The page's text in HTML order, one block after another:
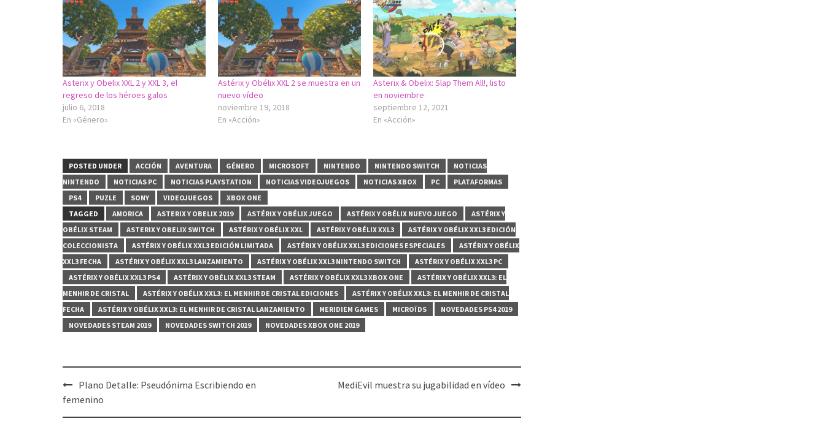
Asterix y Obelix XXL 2 y XXL 3, el
regreso de los héroes galos
julio 6, 2018
En «Género»
Astérix y Obélix XXL 2 se muestra en un
nuevo vídeo
noviembre 19, 2018
En «Acción»
Asterix & Obelix: Slap Them All!, listo
en noviembre
septiembre 12, 2021
En «Acción»
POSTED UNDER ACCIÓN AVENTURA GÉNERO MICROSOFT NINTENDO NINTENDO SWITCH
NOTICIAS
NINTENDO
NOTICIAS PC NOTICIAS PLAYSTATION NOTICIAS VIDEOJUEGOS NOTICIAS XBOX PC
PLATAFORMAS
PS4
PUZLE SONY VIDEOJUEGOS
XBOX ONE
TAGGED
AMORICA ASTERIX Y OBELIX 2019 ASTÉRIX Y OBÉLIX JUEGO ASTÉRIX Y OBÉLIX NUEVO JUEGO
ASTÉRIX Y
OBÉLIX STEAM
ASTERIX Y OBELIX SWITCH ASTÉRIX Y OBÉLIX XXL ASTÉRIX Y OBÉLIX XXL3
ASTÉRIX Y OBÉLIX XXL3 EDICIÓN
COLECCIONISTA
ASTÉRIX Y OBÉLIX XXL3 EDICIÓN LIMITADA ASTÉRIX Y OBÉLIX XXL3 EDICIONES ESPECIALES
ASTÉRIX Y OBÉLIX
XXL3 FECHA
ASTÉRIX Y OBÉLIX XXL3 LANZAMIENTO ASTÉRIX Y OBÉLIX XXL3 NINTENDO SWITCH
ASTÉRIX Y OBÉLIX XXL3 PC
ASTÉRIX Y OBÉLIX XXL3 PS4
ASTÉRIX Y OBÉLIX XXL3 STEAM ASTÉRIX Y OBÉLIX XXL3 XBOX ONE
ASTÉRIX Y OBÉLIX XXL3: EL
MENHIR DE CRISTAL
ASTÉRIX Y OBÉLIX XXL3: EL MENHIR DE CRISTAL EDICIONES
ASTÉRIX Y OBÉLIX XXL3: EL MENHIR DE CRISTAL
FECHA
ASTÉRIX Y OBÉLIX XXL3: EL MENHIR DE CRISTAL LANZAMIENTO MERIDIEM GAMES MICROÏDS
NOVEDADES PS4 2019
NOVEDADES STEAM 2019
NOVEDADES SWITCH 2019 NOVEDADES XBOX ONE 2019
Post
navigation
Plano Detalle: Pseudónima Escribiendo en
femenino
MediEvil muestra su jugabilidad en vídeo